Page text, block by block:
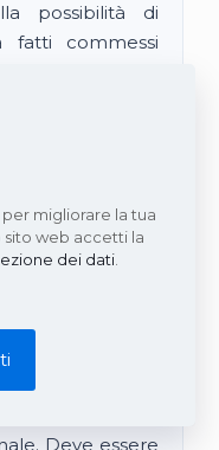
possibilità di
fatti commessi
di efficacia e se
contrattuali. È
in caso di
rilevante in
Deve essere
migliorare la tua
sito web accetti la
dei dati